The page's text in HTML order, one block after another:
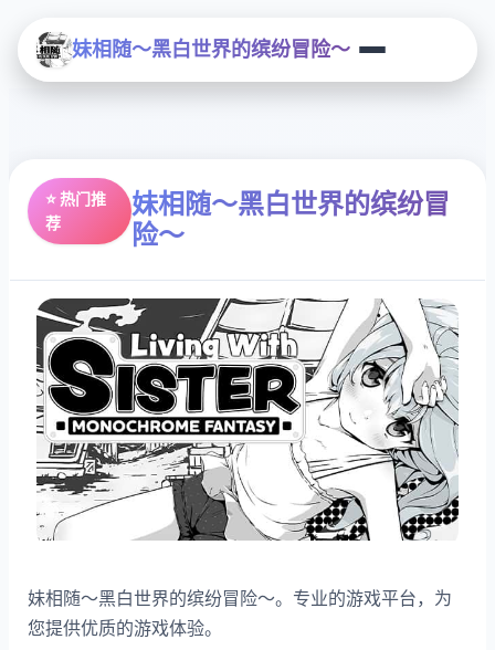
妹相随～黑白世界的缤纷冒险～
⭐ 热门推
荐
妹相随～黑白世界的缤纷冒
险～
妹相随～黑白世界的缤纷冒险～。专业的游戏平台，为
您提供优质的游戏体验。